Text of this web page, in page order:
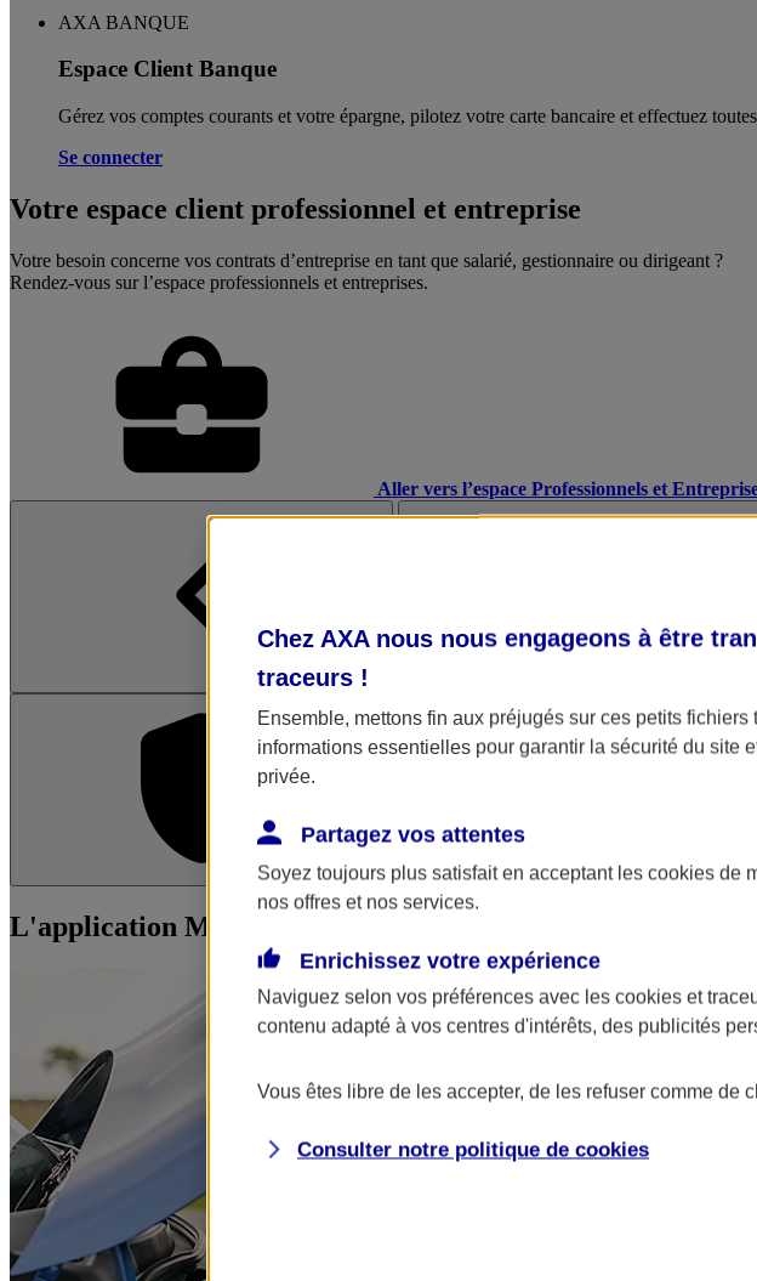
AXA BANQUE
Espace Client Banque
Gérez vos comptes courants et votre épargne, pilotez votre carte bancaire et effectuez
Se connecter
Votre espace client professionnel et entreprise
Votre besoin concerne vos contrats d’entreprise en tant que salarié, gestionnaire ou dirigeant ?
Rendez-vous sur l’espace professionnels et entreprises.
Aller vers l’espace Professionnels et
L'application Mon AXA Assurance
L'application Mon AXA Assurance, tous vos contrats en
Chez AXA nous nous engageons à être
traceurs !
Ensemble, mettons fin aux préjugés sur ces petits
informations essentielles pour garantir la sécurité du site
privée.
Partagez vos attentes
Soyez toujours plus satisfait en acceptant les cookies de
nos offres et nos services.
Enrichissez votre expérience
Naviguez selon vos préférences avec les cookies et
contenu adapté à vos centres d'intérêts, des publicités
Vous êtes libre de les accepter, de les refuser comme de
Consulter notre politique de cookies